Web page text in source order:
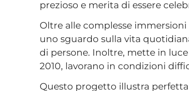
prezioso e merita di essere
Oltre alle complesse
uno sguardo sulla vita
di persone. Inoltre, mette in
2010, lavorano in condizioni
Questo progetto illustra